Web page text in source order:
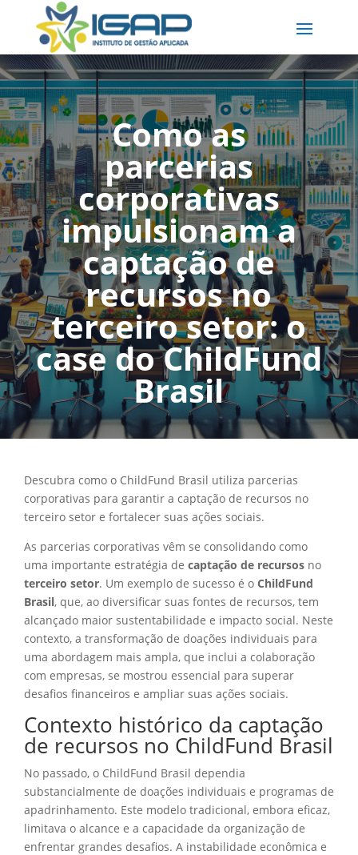
Como as
parcerias
corporativas
impulsionam a
captação de
recursos no
terceiro setor: o
case do ChildFund
Brasil
Descubra como o ChildFund Brasil utiliza parcerias
corporativas para garantir a captação de recursos no
terceiro setor e fortalecer suas ações sociais.
As parcerias corporativas vêm se consolidando como
uma importante estratégia de captação de recursos no
terceiro setor. Um exemplo de sucesso é o ChildFund
Brasil, que, ao diversificar suas fontes de recursos, tem
alcançado maior sustentabilidade e impacto social. Neste
contexto, a transformação de doações individuais para
uma abordagem mais ampla, que inclui a colaboração
com empresas, se mostrou essencial para superar
desafios financeiros e ampliar suas ações sociais.
Contexto histórico da captação
de recursos no ChildFund Brasil
No passado, o ChildFund Brasil dependia
substancialmente de doações individuais e programas de
apadrinhamento. Este modelo tradicional, embora eficaz,
limitava o alcance e a capacidade da organização de
enfrentar grandes desafios. A instabilidade econômica e